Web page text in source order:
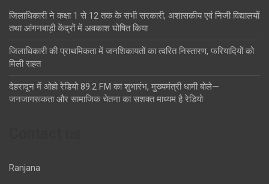
जिलाधिकारी ने कक्षा 1 से 12 तक के सभी सरकारी, अशासकीय एवं निजी विद्यालयों
तथा आंगनबाड़ी केंद्रों में अवकाश घोषित किया
जिलाधिकारी की प्राथमिकता में जनशिकायतों का त्वरित निस्तारण, फरियादियों को
मिली राहत
देहरादून में ओहो रेडियो 89.2 FM का शुभारंभ, मुख्यमंत्री धामी बोले—
जनजागरूकता और सामाजिक चेतना का सशक्त माध्यम है रेडियो
Ranjana